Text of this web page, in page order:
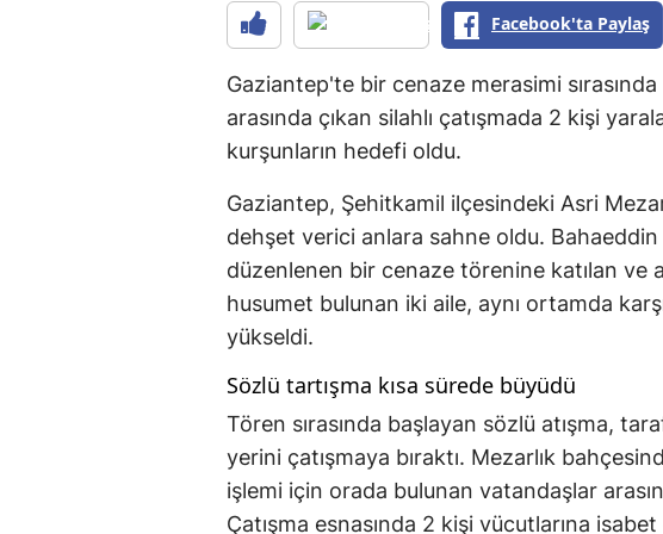
Facebook'ta Paylaş
Gaziantep'te bir cenaze merasimi
arasında çıkan silahlı çatışmada 2 kişi
kurşunların hedefi oldu.
Gaziantep, Şehitkamil ilçesindeki Asri
dehşet verici anlara sahne oldu.
düzenlenen bir cenaze törenine katılan ve
husumet bulunan iki aile, aynı ortamda
yükseldi.
Sözlü tartışma kısa sürede büyüdü
Tören sırasında başlayan sözlü atışma,
yerini çatışmaya bıraktı. Mezarlık
işlemi için orada bulunan vatandaşlar
Çatışma esnasında 2 kişi vücutlarına